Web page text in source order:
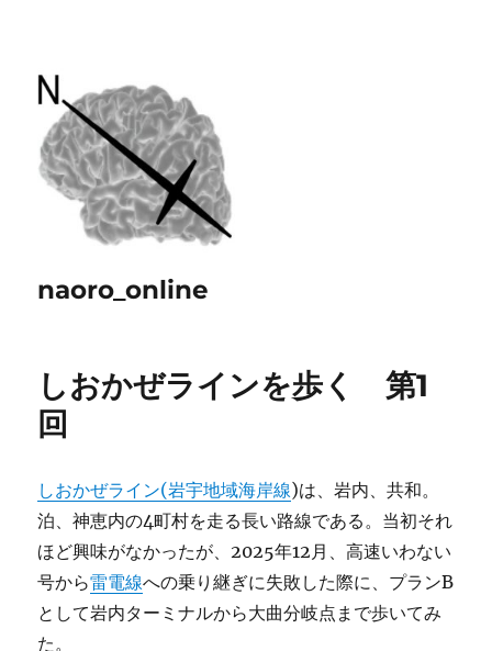
naoro_online
しおかぜラインを歩く 第1
回
しおかぜライン(岩宇地域海岸線)は、岩内、共和。
泊、神恵内の4町村を走る長い路線である。当初それ
ほど興味がなかったが、2025年12月、高速いわない
号から雷電線への乗り継ぎに失敗した際に、プランB
として岩内ターミナルから大曲分岐点まで歩いてみ
た。